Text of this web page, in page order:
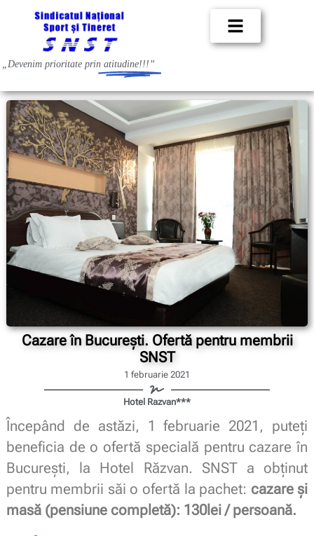
„Devenim prioritate prin atitudine!!!”
Cazare în București. Ofertă pentru membrii
SNST
1 februarie 2021
Hotel Razvan***
Începând de astăzi, 1 februarie 2021, puteți
beneficia de o ofertă specială pentru cazare în
București, la Hotel Răzvan. SNST a obținut
pentru membrii săi o ofertă la pachet: cazare și
masă (pensiune completă): 130lei / persoană.